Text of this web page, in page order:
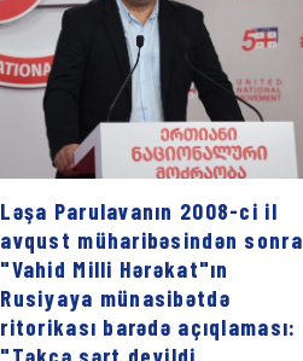
Ləşa Parulavanın 2008-ci il
avqust müharibəsindən sonra
"Vahid Milli Hərəkat"ın
Rusiyaya münasibətdə
ritorikası barədə açıqlaması:
"Təkcə sərt deyildi,